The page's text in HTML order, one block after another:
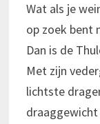
Wat als je
op zoek bent
Dan is de
Met zijn
lichtste